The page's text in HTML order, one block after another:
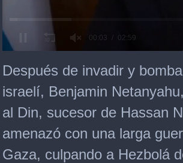
of
2
59
Después de invadir y
israelí, Benjamin
al Din, sucesor de Hassan
amenazó con una larga
Gaza, culpando a Hezbolá